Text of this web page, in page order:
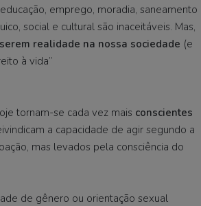
emprego, moradia, saneamento
social e cultural são inaceitáveis. Mas,
realidade na nossa sociedade (e
à vida”
tornam-se cada vez mais conscientes
a capacidade de agir segundo a
mas levados pela consciência do
de gênero ou orientação sexual